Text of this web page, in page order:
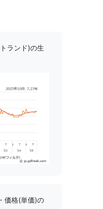
ランド)の生
価格(単価)の